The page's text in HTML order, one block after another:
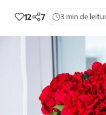
12 7 3 min de